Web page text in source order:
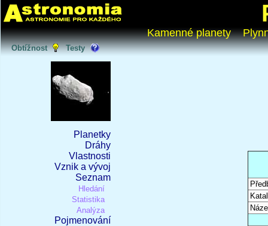
Kamenné planety
Obtížnost Testy
Planetky
Dráhy
Vlastnosti
Vznik a vývoj
Seznam
Hledání
Statistika
Analýza
Pojmenování